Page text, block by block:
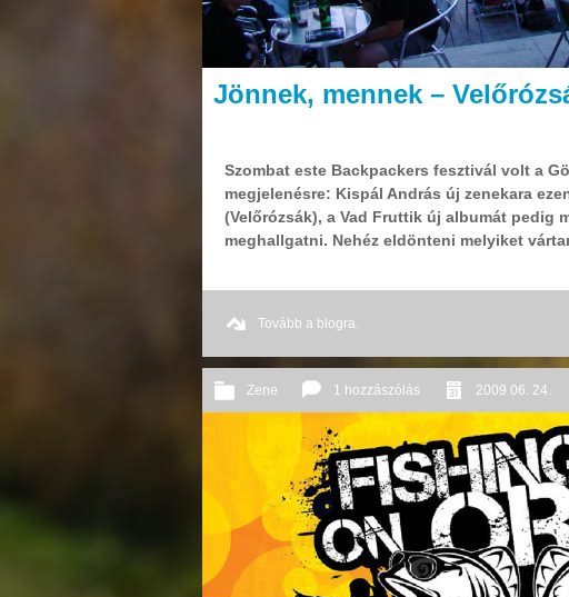
Jönnek, mennek –
Szombat este Backpackers fesztivál volt a
megjelenésre: Kispál András új zenekara
(Velőrózsák), a Vad Fruttik új albumát pedig
meghallgatni. Nehéz eldönteni melyiket
Tovább a blogra.
Zene 1 hozzászólás 2009 06. 24.